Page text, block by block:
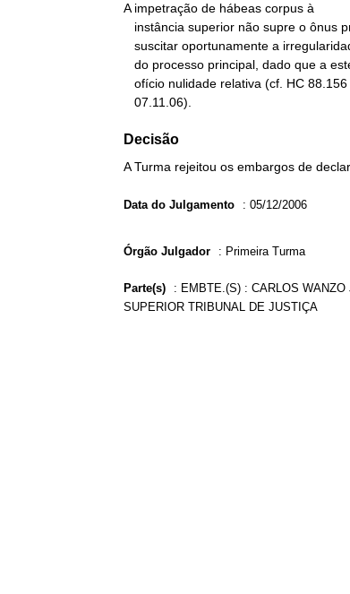
A impetração de hábeas corpus à
   07.11.06).
Decisão
A Turma rejeitou os embargos de
Data do Julgamento : 05/12/2006
Órgão Julgador : Primeira Turma
Parte(s) : EMBTE.(S) : CARLOS
SUPERIOR TRIBUNAL DE JUSTIÇA